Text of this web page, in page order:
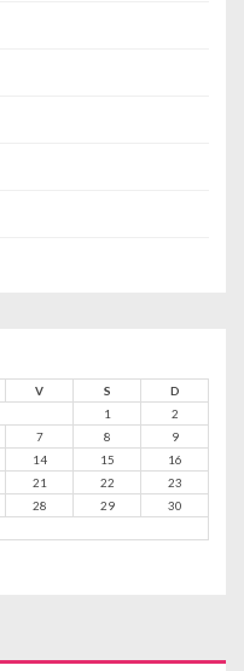
V S
D
1
2
7 8
9
14 15
16
21 22
23
28 29
30